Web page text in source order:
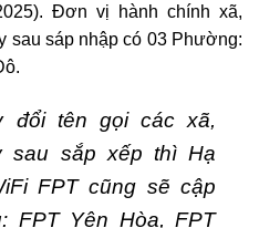
Đơn vị hành chính xã,
sau sáp nhập có 03 Phường:
đổi tên gọi các xã,
sau sắp xếp thì Hạ
FPT cũng sẽ cập
FPT Yên Hòa, FPT